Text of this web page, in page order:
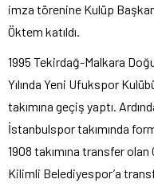
imza törenine Kulüp
Öktem katıldı.
1995 Tekirdağ-Malkara
Yılında Yeni Ufukspor
takımına geçiş yaptı.
İstanbulspor takımında
1908 takımına transfer
Kilimli Belediyespor’a